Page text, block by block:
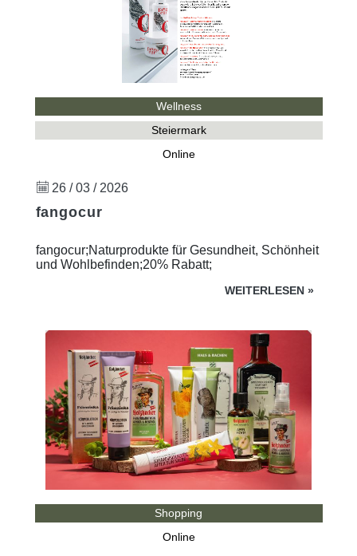
Wellness
Steiermark
Online
26 / 03 / 2026
fangocur
fangocur;Naturprodukte für Gesundheit, Schönheit
und Wohlbefinden;20% Rabatt;
WEITERLESEN »
Shopping
Online